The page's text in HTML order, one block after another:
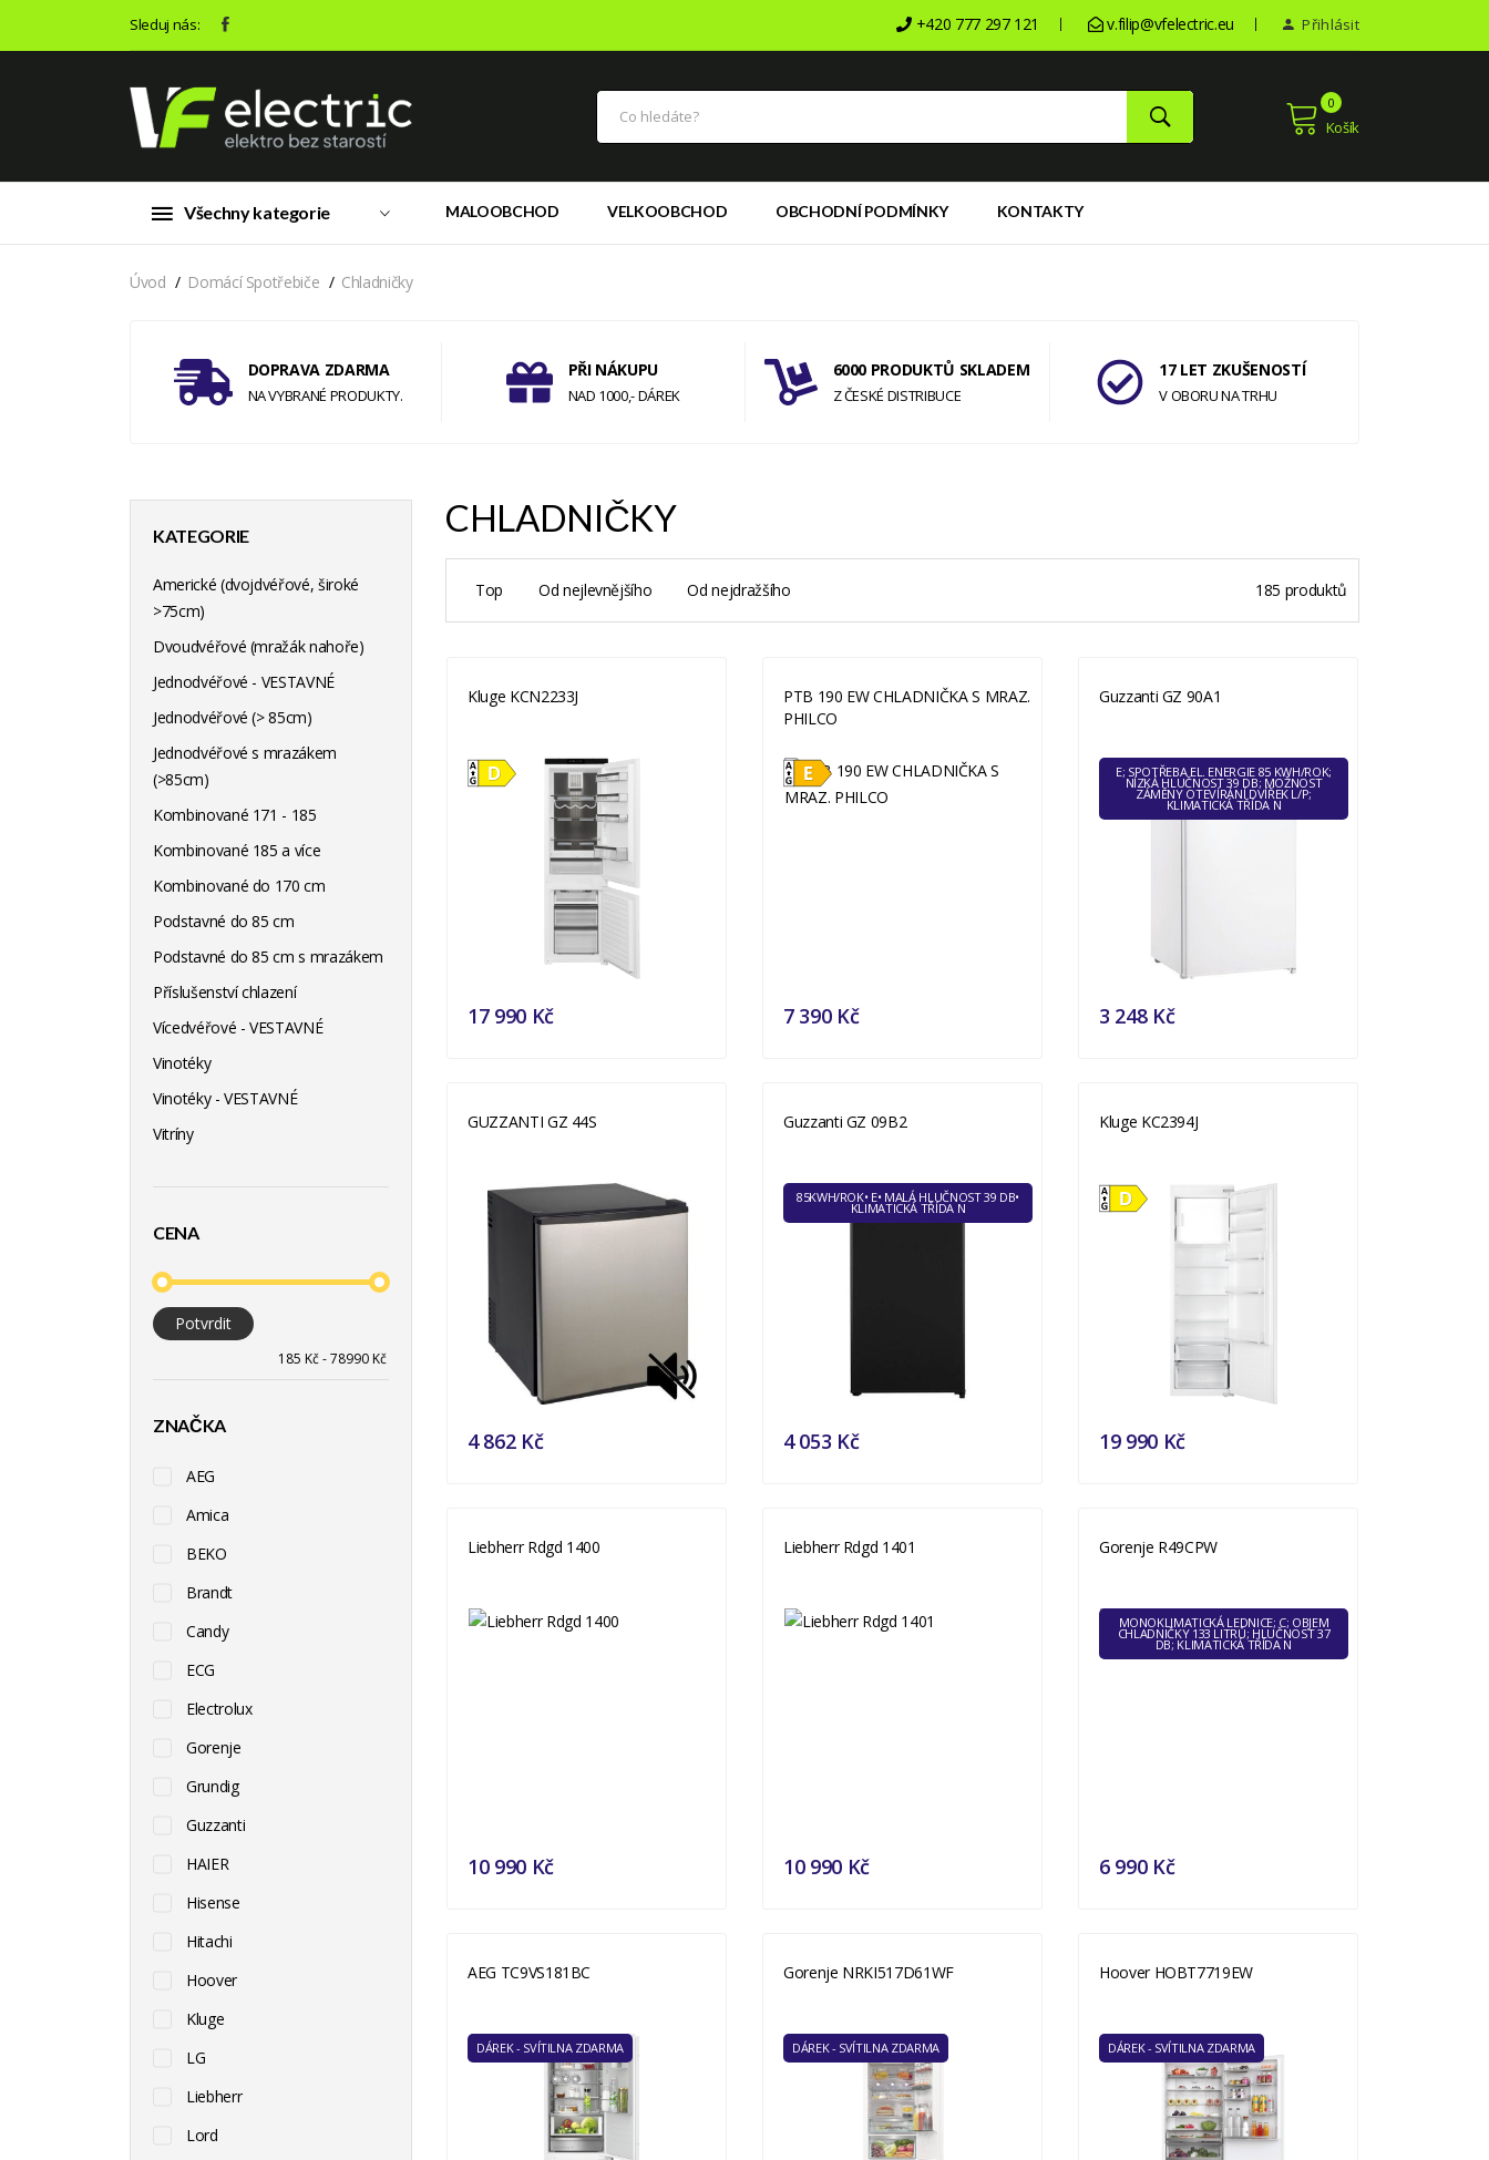
Sleduj nás: +420 777 297 121 v.filip@vfelectric.eu Přihlásit
Košík
0
Všechny kategorie MALOOBCHOD VELKOOBCHOD OBCHODNÍ PODMÍNKY KONTAKTY
Úvod Domácí Spotřebiče Chladničky
DOPRAVA ZDARMA
NA VYBRANÉ PRODUKTY.
PŘI NÁKUPU
NAD 1000,- DÁREK
6000 PRODUKTŮ SKLADEM
Z ČESKÉ DISTRIBUCE
17 LET ZKUŠENOSTÍ
V OBORU NA TRHU
KATEGORIE
Americké (dvojdvéřové, široké
>75cm)
Dvoudvéřové (mražák nahoře)
Jednodvéřové - VESTAVNÉ
Jednodvéřové (> 85cm)
Jednodvéřové s mrazákem
(>85cm)
Kombinované 171 - 185
Kombinované 185 a více
Kombinované do 170 cm
Podstavné do 85 cm
Podstavné do 85 cm s mrazákem
Příslušenství chlazení
Vícedvéřové - VESTAVNÉ
Vinotéky
Vinotéky - VESTAVNÉ
Vitríny
CENA
Potvrdit
ZNAČKA
AEG
Amica
BEKO
Brandt
Candy
ECG
Electrolux
Gorenje
Grundig
Guzzanti
HAIER
Hisense
Hitachi
Hoover
Kluge
LG
Liebherr
Lord
CHLADNIČKY
Top Od nejlevnějšího Od nejdražšího 185 produktů
Kluge KCN2233J
17 990 Kč
PTB 190 EW CHLADNIČKA S MRAZ.
PHILCO
7 390 Kč
Guzzanti GZ 90A1
E; SPOTŘEBA EL. ENERGIE 85 KWH/ROK;
NÍZKÁ HLUČNOST 39 DB; MOŽNOST
ZÁMĚNY OTEVÍRÁNÍ DVÍŘEK L/P;
KLIMATICKÁ TŘÍDA N
3 248 Kč
GUZZANTI GZ 44S
4 862 Kč
Guzzanti GZ 09B2
85KWH/ROK• E• MALÁ HLUČNOST 39 DB•
KLIMATICKÁ TŘÍDA N
4 053 Kč
Kluge KC2394J
19 990 Kč
Liebherr Rdgd 1400
10 990 Kč
Liebherr Rdgd 1401
10 990 Kč
Gorenje R49CPW
MONOKLIMATICKÁ LEDNICE; C; OBJEM
CHLADNIČKY 133 LITRŮ; HLUČNOST 37
DB; KLIMATICKÁ TŘÍDA N
6 990 Kč
AEG TC9VS181BC
DÁREK - SVÍTILNA ZDARMA
Gorenje NRKI517D61WF
DÁREK - SVÍTILNA ZDARMA
Hoover HOBT7719EW
DÁREK - SVÍTILNA ZDARMA